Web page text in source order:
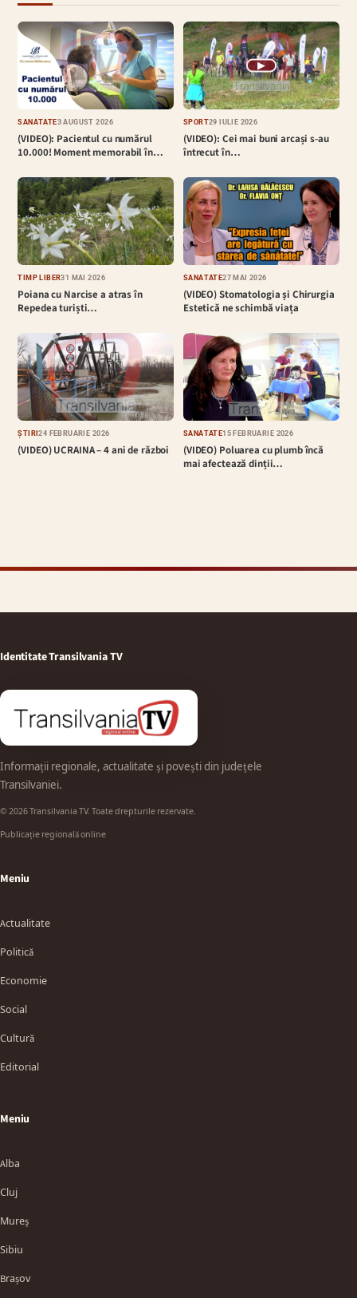
SĂNĂTATE3 AUGUST 2026
(VIDEO): Pacientul cu numărul
10.000! Moment memorabil în…
▶
SPORT29 IULIE 2026
(VIDEO): Cei mai buni arcași s-au
întrecut în…
TIMP LIBER31 MAI 2026
Poiana cu Narcise a atras în
Repedea turiști…
SĂNĂTATE27 MAI 2026
(VIDEO) Stomatologia și Chirurgia
Estetică ne schimbă viața
ȘTIRI24 FEBRUARIE 2026
(VIDEO) UCRAINA – 4 ani de război
SĂNĂTATE15 FEBRUARIE 2026
(VIDEO) Poluarea cu plumb încă
mai afectează dinții…
Identitate Transilvania TV
Informații regionale, actualitate și povești din județele
Transilvaniei.
© 2026 Transilvania TV. Toate drepturile rezervate.
Publicație regională online
Meniu
Actualitate
Politică
Economie
Social
Cultură
Editorial
Meniu
Alba
Cluj
Mureș
Sibiu
Brașov